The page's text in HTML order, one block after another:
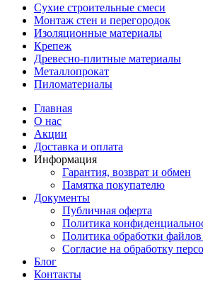
Сухие строительные смеси
Монтаж стен и перегородок
Изоляционные материалы
Крепеж
Древесно-плитные материалы
Металлопрокат
Пиломатериалы
Главная
О нас
Акции
Доставка и оплата
Информация
Гарантия, возврат и обмен
Памятка покупателю
Документы
Публичная оферта
Политика
Политика обработки
Согласие на обработку
Блог
Контакты